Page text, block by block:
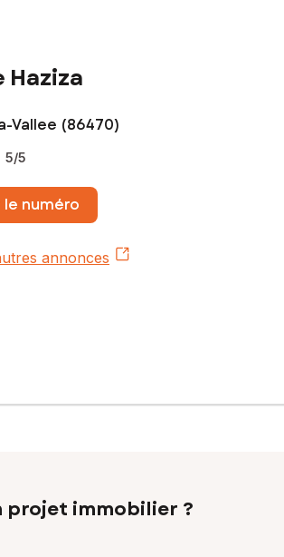
Haziza
Vallee (86470)
5/5
le numéro
annonces
projet immobilier ?